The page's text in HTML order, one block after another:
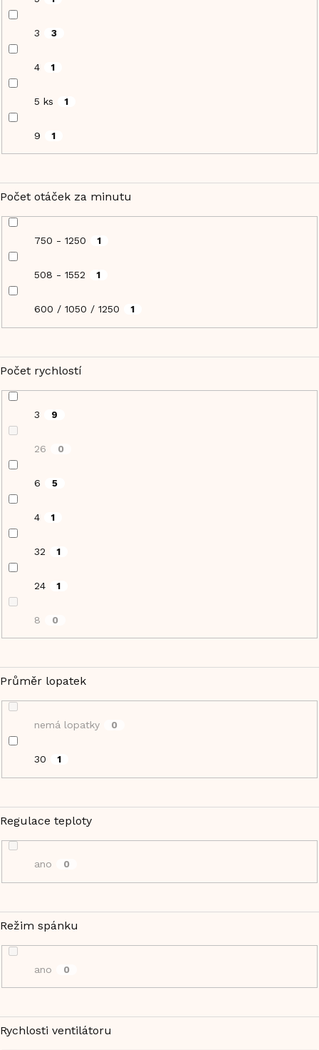
3 3
4 1
5 ks 1
9 1
Počet otáček za minutu
750 - 1250 1
508 - 1552 1
600 / 1050 / 1250 1
Počet rychlostí
3 9
26 0
6 5
4 1
32 1
24 1
8 0
Průměr lopatek
nemá lopatky 0
30 1
Regulace teploty
ano 0
Režim spánku
ano 0
Rychlosti ventilátoru